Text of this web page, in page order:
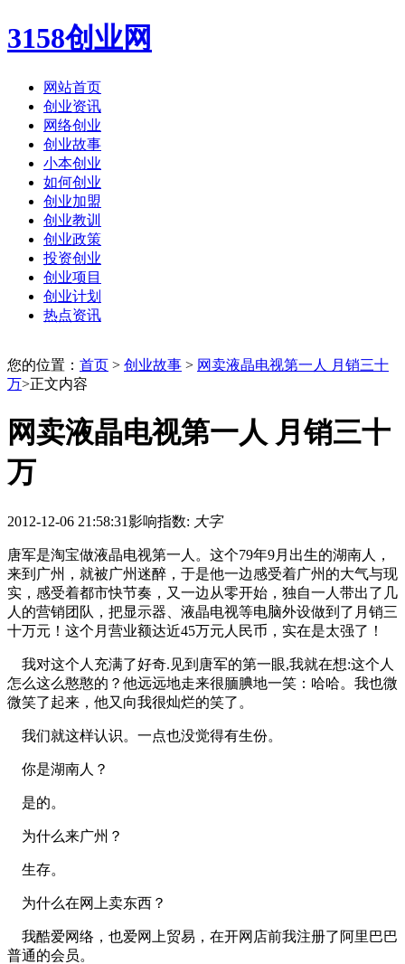
3158创业网
网站首页
创业资讯
网络创业
创业故事
小本创业
如何创业
创业加盟
创业教训
创业政策
投资创业
创业项目
创业计划
热点资讯
您的位置： 首页 > 创业故事 > 网卖液晶电视第一人 月销三十
万>正文内容
网卖液晶电视第一人 月销三十
万
2012-12-06 21:58:31影响指数: 大字
唐军是淘宝做液晶电视第一人。这个79年9月出生的湖南人，
来到广州，就被广州迷醉，于是他一边感受着广州的大气与现
实，感受着都市快节奏，又一边从零开始，独自一人带出了几
人的营销团队，把显示器、液晶电视等电脑外设做到了月销三
十万元！这个月营业额达近45万元人民币，实在是太强了！
我对这个人充满了好奇.见到唐军的第一眼,我就在想:这个人
怎么这么憨憨的？他远远地走来很腼腆地一笑：哈哈。我也微
微笑了起来，他又向我很灿烂的笑了。
我们就这样认识。一点也没觉得有生份。
你是湖南人？
是的。
为什么来广州？
生存。
为什么在网上卖东西？
我酷爱网络，也爱网上贸易，在开网店前我注册了阿里巴巴
普通的会员。